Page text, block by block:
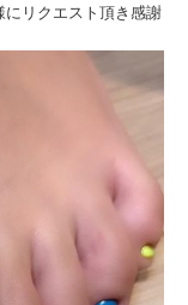
リクエスト頂き感謝